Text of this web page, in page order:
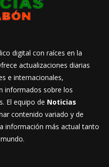
digital con raíces en la
actualizaciones diarias
e internacionales,
informados sobre los
El equipo de Noticias
contenido variado y de
información más actual tanto